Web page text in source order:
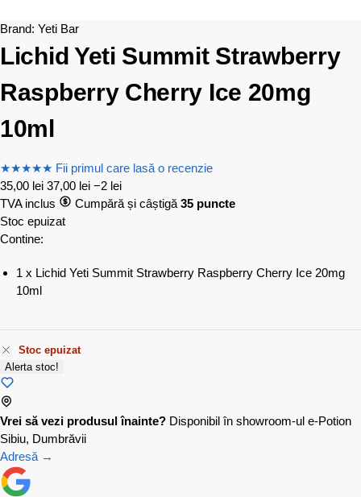
Brand: Yeti Bar
Lichid Yeti Summit Strawberry
Raspberry Cherry Ice 20mg
10ml
★★★★★ Fii primul care lasă o recenzie
35,00 lei 37,00 lei −2 lei
TVA inclus
Cumpără și câștigă 35 puncte
Stoc epuizat
Contine:
1 x Lichid Yeti Summit Strawberry Raspberry Cherry Ice 20mg
10ml
Stoc epuizat
Alerta stoc!
Vrei să vezi produsul înainte? Disponibil în showroom-ul e-Potion
Sibiu, Dumbrăvii
Adresă →